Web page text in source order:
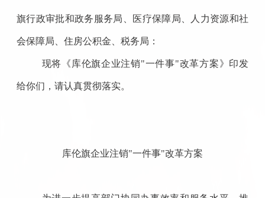
旗行政审批和政务服务局、医疗保障局、人力资源和社
会保障局、住房公积金、税务局：
现将《库伦旗企业注销"一件事"改革方案》印发
给你们，请认真贯彻落实。
库伦旗企业注销"一件事"改革方案